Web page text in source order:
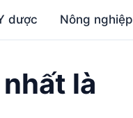
dược Nông nghiệp
là